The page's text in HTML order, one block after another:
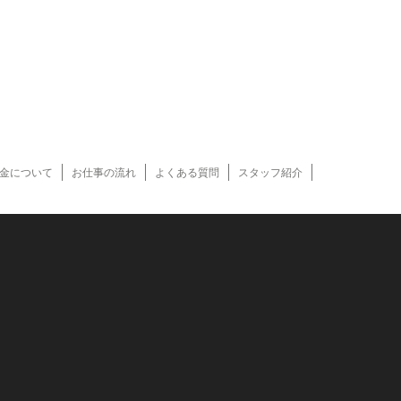
について お仕事の流れ よくある質問 スタッフ紹介